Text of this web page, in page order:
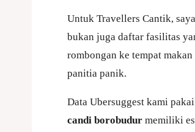
Untuk Travellers Cantik,
bukan juga daftar fasilitas
rombongan ke tempat
panitia panik.
Data Ubersuggest kami
candi borobudur memiliki